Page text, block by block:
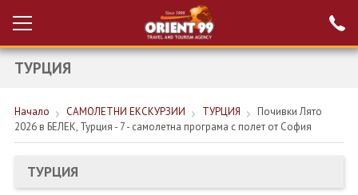
Вход за агенти
РАННИ ЗАПИСВАНИЯ ТУРЦИЯ
НОВА ГОДИНА ТУРЦИЯ
НОВА ГОДИНА
ТУРЦИЯ
Начало САМОЛЕТНИ ЕКСКУРЗИИ ТУРЦИЯ
Почивки Лято
2026 в БЕЛЕК, Турция - 7 - самолетна програма с полет от София
ТУРЦИЯ